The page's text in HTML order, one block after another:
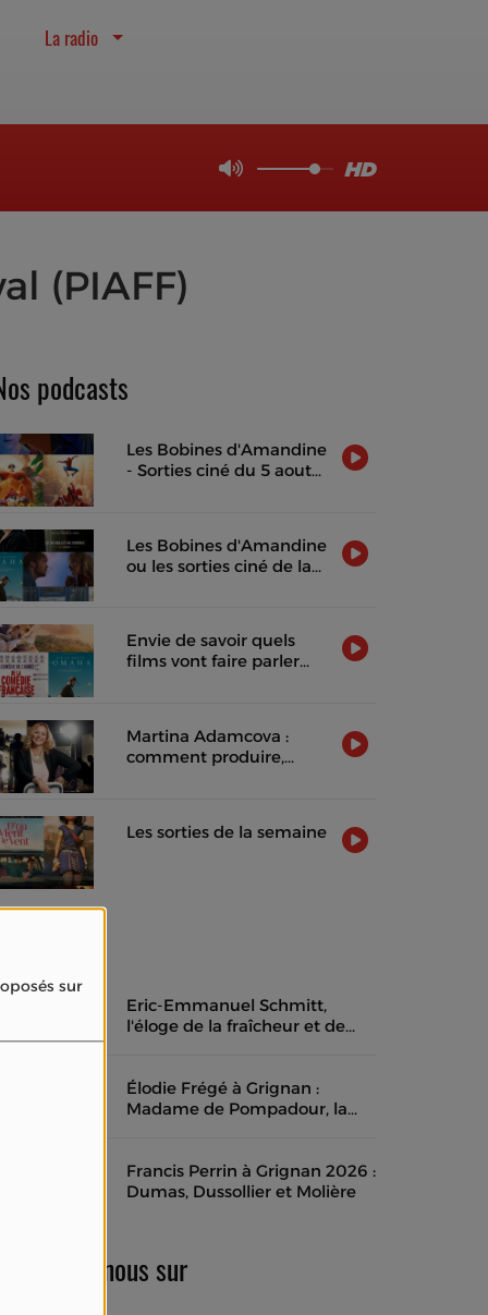
sur
La radio
(PIAFF)
podcasts
Les Bobines d'Amandine
- Sorties ciné du 5 aout
Les Bobines d'Amandine
ou les sorties ciné de la
Envie de savoir quels
films vont faire parler
Martina Adamcova :
comment produire,
Les sorties de la semaine
Eric-Emmanuel Schmitt,
l'éloge de la fraîcheur et de
Élodie Frégé à Grignan :
Madame de Pompadour, la
Francis Perrin à Grignan 2026 :
Dumas, Dussollier et Molière
Retrouvez-nous sur